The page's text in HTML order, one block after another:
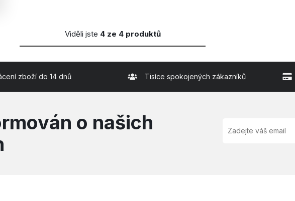
Viděli jste 4 ze 4 produktů
zboží do 14 dnů Tisíce spokojených zákazníků
o našich